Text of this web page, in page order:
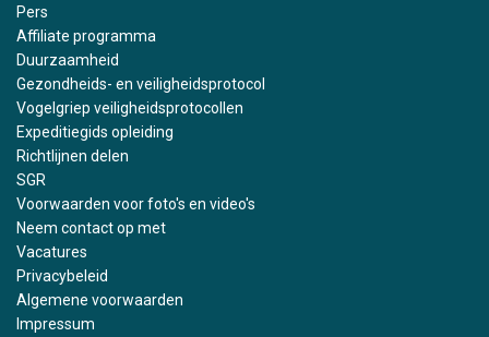
Pers
Affiliate programma
Duurzaamheid
Gezondheids- en veiligheidsprotocol
Vogelgriep veiligheidsprotocollen
Expeditiegids opleiding
Richtlijnen delen
SGR
Voorwaarden voor foto's en video's
Neem contact op met
Vacatures
Privacybeleid
Algemene voorwaarden
Impressum